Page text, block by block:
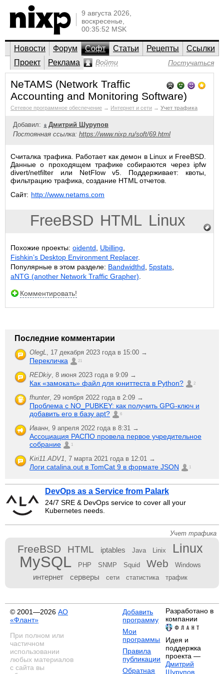
9 августа 2026,
воскресенье,
00:35:52 MSK
Новости Форум Софт Статьи Рецепты
Ссылки
Проект
Реклама Войти Постучаться
NeTAMS (Network Traffic
Accounting and Monitoring Software)
Сетевое программное обеспечение → Интернет и сети → Учет трафика
Добавил:
Дмитрий Шурупов
Постоянная ссылка: https://www.nixp.ru/soft/69.html
Считалка трафика. Работает как демон в Linux и FreeBSD.
Данные о проходящем трафике собираются через ipfw
divert/netfilter или NetFlow v5. Поддерживает: квоты,
фильтрацию трафика, создание HTML отчетов.
Сайт: http://www.netams.com
FreeBSD HTML Linux
Похожие проекты: oidentd Ubilling
Fishkin’s Desktop Environment Replacer.
Популярные в этом разделе: Bandwidthd 5pstats
aNTG (another Network Traffic Grapher)
Комментировать!
Последние комментарии
OlegL, 17 декабря 2023 года в 15:00 →
Перекличка 21
REDkiy, 8 июня 2023 года в 9:09 →
Как «замокать» файл для юниттеста в Python? 2
fhunter, 29 ноября 2022 года в 2:09 →
Проблема с NO_PUBKEY: как получить GPG-ключ и
добавить его в базу apt?
6
Иванн, 9 апреля 2022 года в 8:31 →
Ассоциация РАСПО провела первое учредительное
собрание
1
Kiri11.ADV1, 7 марта 2021 года в 12:01 →
Логи catalina.out в TomCat 9 в формате JSON 1
DevOps as a Service from Palark
24/7 SRE & DevOps service to cover all your
Kubernetes needs.
Учет трафика
FreeBSD HTML iptables Java Linix Linux
MySQL PHP SNMP Squid Web Windows
интернет серверы сети статистика трафик
© 2001—2026 АО
«Флант»
При полном или
частичном
использовании
любых материалов
с сайта вы
Добавить
программу
Мои
программы
Правила
публикации
Обратная
Разработано в
компании
Идея и
поддержка
проекта —
Дмитрий
Шурупов